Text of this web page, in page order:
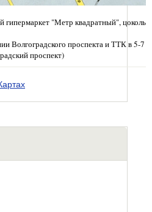
гипермаркет "Метр квадратный",
Волгоградского проспекта и ТТК в 5-7
проспект)